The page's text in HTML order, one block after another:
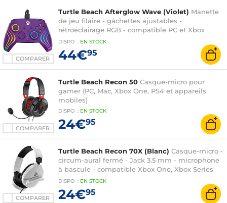
COMPARER
Turtle Beach Afterglow Wave (Violet) Manette
de jeu filaire - gâchettes ajustables -
rétroéclairage RGB - compatible PC et Xbox
Series X|S
DISPO : EN STOCK
44€95
COMPARER
Turtle Beach Recon 50 Casque-micro pour
gamer (PC, Mac, Xbox One, PS4 et appareils
mobiles)
DISPO : EN STOCK
24€95
COMPARER
Turtle Beach Recon 70X (Blanc) Casque-micro -
circum-aural fermé - Jack 3.5 mm - microphone
à bascule - compatible Xbox One, Xbox Series
S/X, PC
DISPO : EN STOCK
24€95